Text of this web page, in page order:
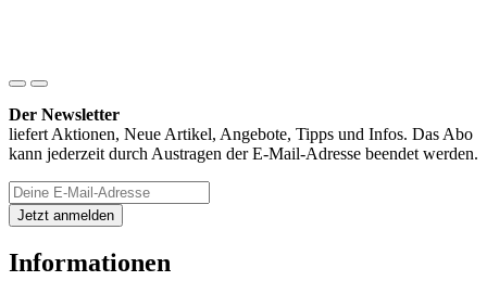
Der Newsletter
liefert Aktionen, Neue Artikel, Angebote, Tipps und Infos. Das Abo
kann jederzeit durch Austragen der E-Mail-Adresse beendet werden.
Informationen